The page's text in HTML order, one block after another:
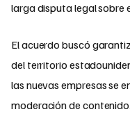
larga disputa legal sobre
El acuerdo buscó
del territorio
las nuevas empresas se
moderación de